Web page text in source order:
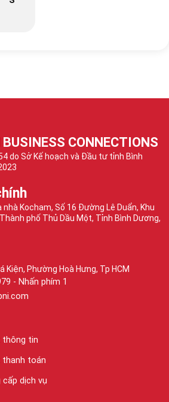
CONNECTIONS
do Sở Kế hoạch và Đầu tư tỉnh Bình
nhà Kocham, Số 16 Đường Lê Duẩn, Khu
phố Thủ Dầu Một, Tỉnh Bình Dương,
Kiện, Phường Hoà Hưng, Tp HCM
- Nhấn phím 1
thông tin
thanh toán
cấp dịch vụ